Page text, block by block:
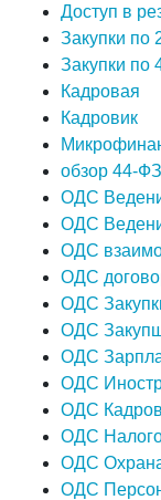
Доступ в
Закупки по
Закупки по
Кадровая
Кадровик
обзор 44-
ОДС
ОДС
ОДС
ОДС
ОДС
ОДС
ОДС
ОДС
ОДС
ОДС
ОДС
ОДС